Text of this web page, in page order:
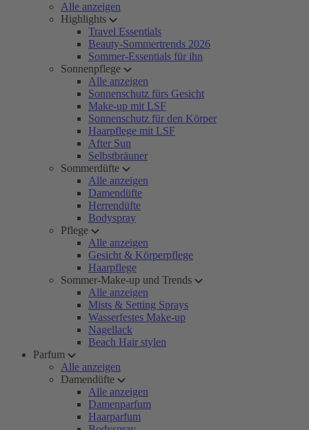
Alle anzeigen
Highlights
Travel Essentials
Beauty-Sommertrends 2026
Sommer-Essentials für ihn
Sonnenpflege
Alle anzeigen
Sonnenschutz fürs Gesicht
Make-up mit LSF
Sonnenschutz für den Körper
Haarpflege mit LSF
After Sun
Selbstbräuner
Sommerdüfte
Alle anzeigen
Damendüfte
Herrendüfte
Bodyspray
Pflege
Alle anzeigen
Gesicht & Körperpflege
Haarpflege
Sommer-Make-up und Trends
Alle anzeigen
Mists & Setting Sprays
Wasserfestes Make-up
Nagellack
Beach Hair stylen
Parfum
Alle anzeigen
Damendüfte
Alle anzeigen
Damenparfum
Haarparfum